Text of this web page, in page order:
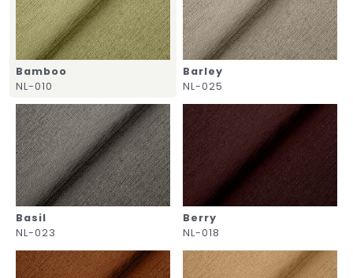
Bamboo
NL-010
Barley
NL-025
Basil
NL-023
Berry
NL-018